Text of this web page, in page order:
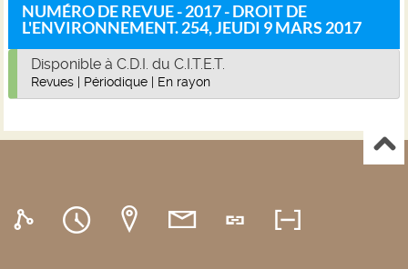
NUMÉRO DE REVUE - 2017 - DROIT DE
L'ENVIRONNEMENT. 254, JEUDI 9 MARS 2017
Disponible à C.D.I. du C.I.T.E.T.
Revues | Périodique | En rayon